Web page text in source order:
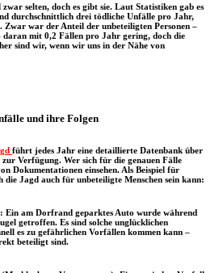
selten, doch es gibt sie. Laut Statistiken gab es
durchschnittlich drei tödliche Unfälle pro Jahr,
Zwar war der Anteil der unbeteiligten Personen –
mit 0,2 Fällen pro Jahr gering, doch die
sind wir, wenn wir uns in der Nähe von
und ihre Folgen
führt jedes Jahr eine detaillierte Datenbank über
Verfügung. Wer sich für die genauen Fälle
Dokumentationen einsehen. Als Beispiel für
Jagd auch für unbeteiligte Menschen sein kann:
Ein am Dorfrand geparktes Auto wurde während
getroffen. Es sind solche unglücklichen
es zu gefährlichen Vorfällen kommen kann –
beteiligt sind.